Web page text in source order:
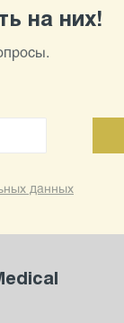
на них!
данных